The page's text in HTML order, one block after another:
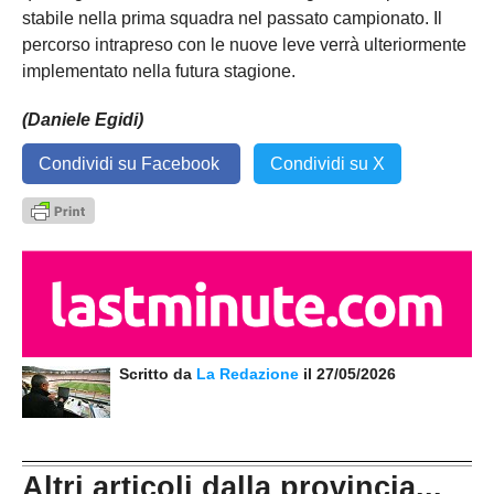
stabile nella prima squadra nel passato campionato. Il
percorso intrapreso con le nuove leve verrà ulteriormente
implementato nella futura stagione.
(Daniele Egidi)
Condividi su Facebook Condividi su X
Scritto da La Redazione il 27/05/2026